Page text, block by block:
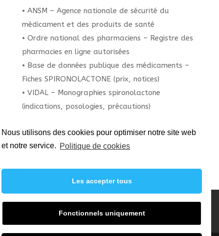
Nous utilisons des cookies pour optimiser notre site web
et notre service. Politique de cookies
Les accepter tous
Fonctionnels uniquement
• ANSM – Agence nationale de sécurité du
médicament et des produits de santé
• Ordre national des pharmaciens – Registre des
pharmacies en ligne autorisées
• Base de données publique des médicaments –
Fiches SPIRONOLACTONE (prix, notices)
• VIDAL – Monographies spironolactone
(indications, posologies, précautions)
Ce guide ne remplace pas l’avis de votre
professionnel de santé. Pour toute modification
ou votre pharmacien.
Mentions légales
Politique de confidentialité
Informations sur les cookies